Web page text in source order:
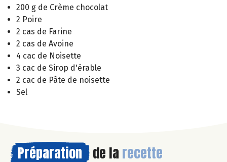
200 g de Crème chocolat
2 Poire
2 cas de Farine
2 cas de Avoine
4 cac de Noisette
3 cac de Sirop d'érable
2 cac de Pâte de noisette
Sel
Préparation de la recette